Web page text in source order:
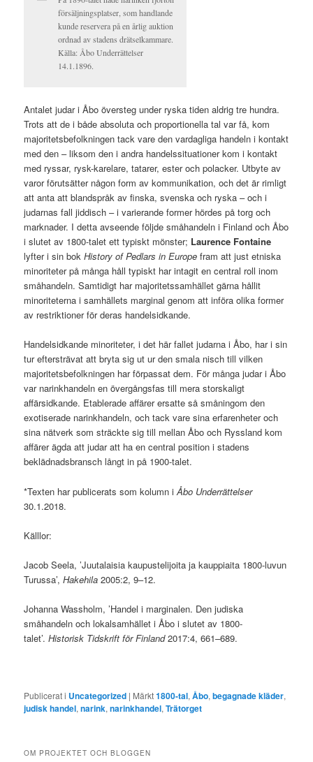
försäljningsplatser, som handlande
kunde reservera på en årlig auktion
ordnad av stadens drätselkammare.
Källa: Åbo Underrättelser
14.1.1896.
Antalet judar i Åbo översteg under ryska tiden aldrig tre hundra.
Trots att de i både absoluta och proportionella tal var få, kom
majoritetsbefolkningen tack vare den vardagliga handeln i kontakt
med den – liksom den i andra handelssituationer kom i kontakt
med ryssar, rysk-karelare, tatarer, ester och polacker. Utbyte av
varor förutsätter någon form av kommunikation, och det är rimligt
att anta att blandspråk av finska, svenska och ryska – och i
judarnas fall jiddisch – i varierande former hördes på torg och
marknader. I detta avseende följde småhandeln i Finland och Åbo
i slutet av 1800-talet ett typiskt mönster; Laurence Fontaine
lyfter i sin bokHistory of Pedlars in Europe fram att just etniska
minoriteter på många håll typiskt har intagit en central roll inom
småhandeln. Samtidigt har majoritetssamhället gärna hållit
minoriteterna i samhällets marginal genom att införa olika former
av restriktioner för deras handelsidkande.
Handelsidkande minoriteter, i det här fallet judarna i Åbo, har i sin
tur eftersträvat att bryta sig ut ur den smala nisch till vilken
majoritetsbefolkningen har förpassat dem. För många judar i Åbo
var narinkhandeln en övergångsfas till mera storskaligt
affärsidkande. Etablerade affärer ersatte så småningom den
exotiserade narinkhandeln, och tack vare sina erfarenheter och
sina nätverk som sträckte sig till mellan Åbo och Ryssland kom
affärer ägda att judar att ha en central position i stadens
beklädnadsbransch långt in på 1900-talet.
*Texten har publicerats som kolumn iÅbo Underrättelser
30.1.2018.
Källlor:
Jacob Seela, ’Juutalaisia kaupustelijoita ja kauppiaita 1800-luvun
Turussa’,Hakehila 2005:2, 9–12.
Johanna Wassholm, ’Handel i marginalen. Den judiska
småhandeln och lokalsamhället i Åbo i slutet av 1800-
talet’.Historisk Tidskrift för Finland2017:4, 661–689.
Publicerat i Uncategorized | Märkt1800-tal,Åbo,begagnade kläder,
judisk handel,narink,narinkhandel,Trätorget
OM PROJEKTET OCH BLOGGEN